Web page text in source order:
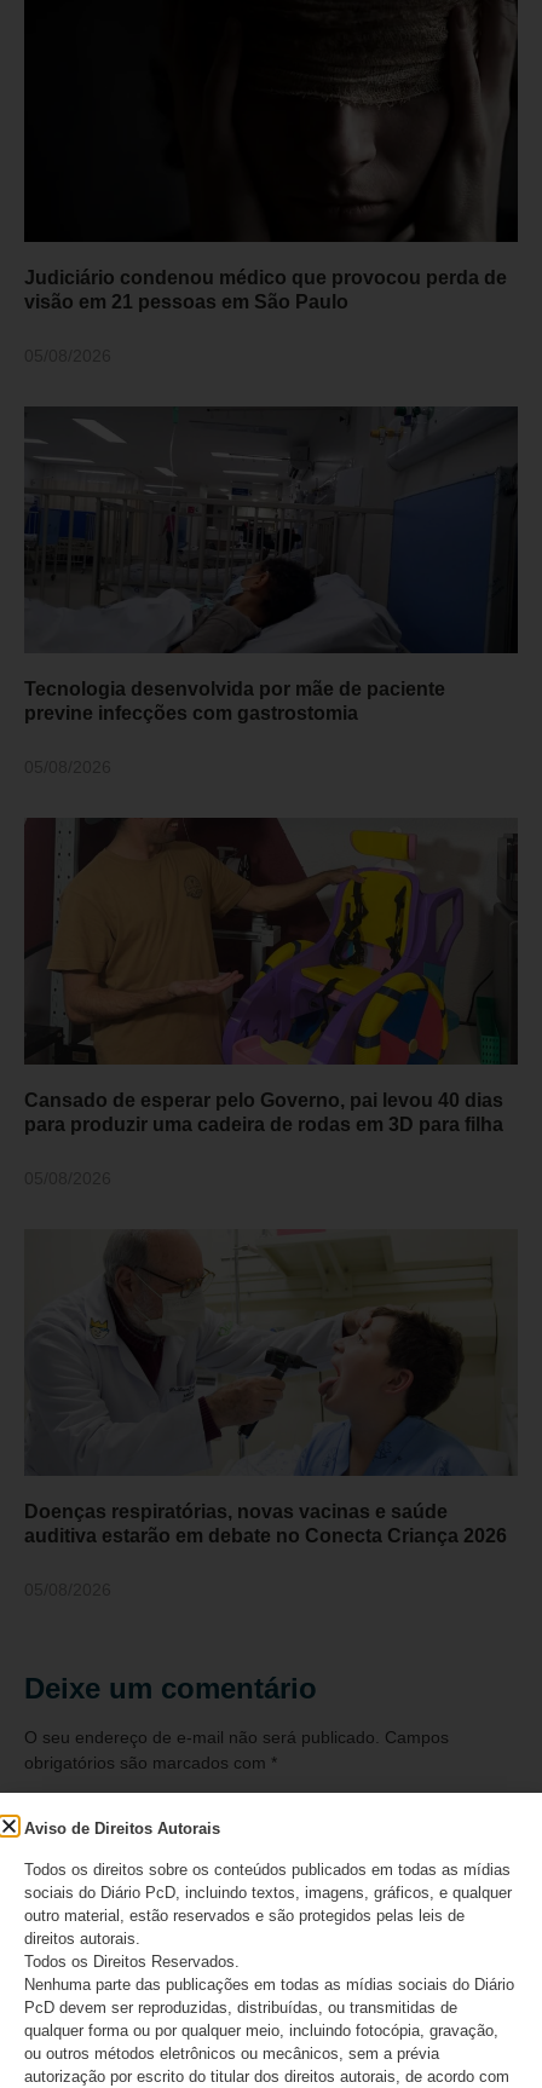
Judiciário condenou médico que provocou perda de
visão em 21 pessoas em São Paulo
Tecnologia desenvolvida por mãe de paciente
previne infecções com gastrostomia
Cansado de esperar pelo Governo, pai levou 40 dias
para produzir uma cadeira de rodas em 3D para filha
Doenças respiratórias, novas vacinas e saúde
auditiva estarão em debate no Conecta Criança 2026
Deixe um comentário
O seu endereço de e-mail não será publicado.
Campos
obrigatórios são marcados com *
Comentário
Aviso de Direitos Autorais
Todos os direitos sobre os conteúdos publicados em todas as mídias
sociais do Diário PcD, incluindo textos, imagens, gráficos, e qualquer
outro material, estão reservados e são protegidos pelas leis de
direitos autorais.
Todos os Direitos Reservados.
Nenhuma parte das publicações em todas as mídias sociais do Diário
PcD devem ser reproduzidas, distribuídas, ou transmitidas de
qualquer forma ou por qualquer meio, incluindo fotocópia, gravação,
ou outros métodos eletrônicos ou mecânicos, sem a prévia
autorização por escrito do titular dos direitos autorais, de acordo com